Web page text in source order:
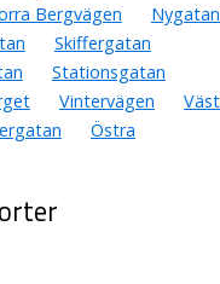
Bergvägen
Nygatan
Skiffergatan
Stationsgatan
Vintervägen
Östra